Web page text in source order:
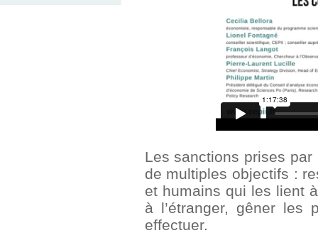
Les sanctions prises
de multiples objectifs :
et humains qui les lient
à l’étranger, gêner les
effectuer.